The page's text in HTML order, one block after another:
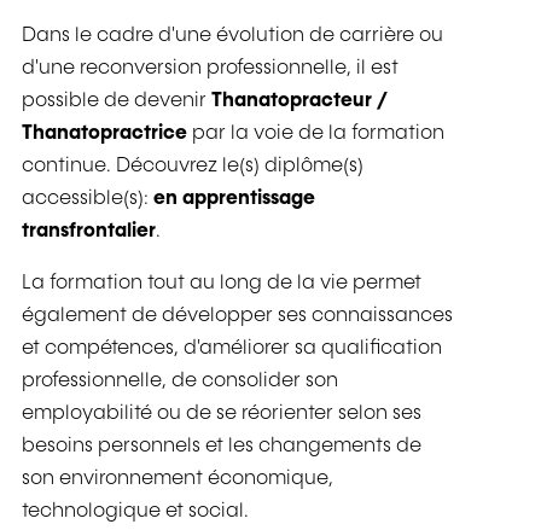
Dans le cadre d'une évolution de carrière ou
d'une reconversion professionnelle, il est
possible de devenir Thanatopracteur /
Thanatopractrice par la voie de la formation
continue. Découvrez le(s) diplôme(s)
accessible(s): en apprentissage
transfrontalier.
La formation tout au long de la vie permet
également de développer ses connaissances
et compétences, d'améliorer sa qualification
professionnelle, de consolider son
employabilité ou de se réorienter selon ses
besoins personnels et les changements de
son environnement économique,
technologique et social.